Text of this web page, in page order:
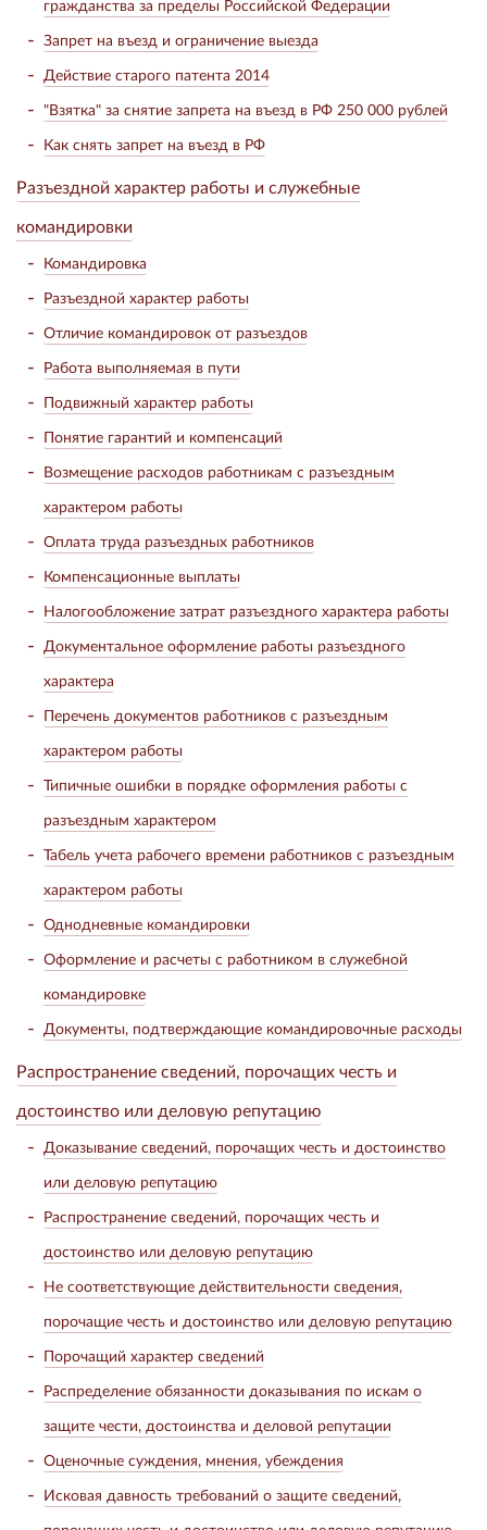
гражданства за пределы Российской Федерации
Запрет на въезд и ограничение выезда
Действие старого патента 2014
"Взятка" за снятие запрета на въезд в РФ 250 000 рублей
Как снять запрет на въезд в РФ
Разъездной характер работы и служебные
командировки
Командировка
Разъездной характер работы
Отличие командировок от разъездов
Работа выполняемая в пути
Подвижный характер работы
Понятие гарантий и компенсаций
Возмещение расходов работникам с разъездным
характером работы
Оплата труда разъездных работников
Компенсационные выплаты
Налогообложение затрат разъездного характера работы
Документальное оформление работы разъездного
характера
Перечень документов работников с разъездным
характером работы
Типичные ошибки в порядке оформления работы с
разъездным характером
Табель учета рабочего времени работников с разъездным
характером работы
Однодневные командировки
Оформление и расчеты с работником в служебной
командировке
Документы, подтверждающие командировочные расходы
Распространение сведений, порочащих честь и
достоинство или деловую репутацию
Доказывание сведений, порочащих честь и достоинство
или деловую репутацию
Распространение сведений, порочащих честь и
достоинство или деловую репутацию
Не соответствующие действительности сведения,
порочащие честь и достоинство или деловую репутацию
Порочащий характер сведений
Распределение обязанности доказывания по искам о
защите чести, достоинства и деловой репутации
Оценочные суждения, мнения, убеждения
Исковая давность требований о защите сведений,